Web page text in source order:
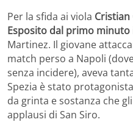
Per la sfida ai viola Cristian
Esposito dal primo minuto
Martinez. Il giovane
match perso a Napoli
senza incidere), aveva
Spezia è stato
da grinta e sostanza che
applausi di San Siro.